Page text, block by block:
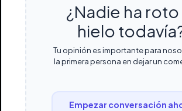
¿Nadie ha roto
hielo
Tu opinión es importante para
la primera persona en dejar un
Empezar conversación